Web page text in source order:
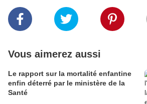
Vous aimerez aussi
Le rapport sur la mortalité enfantine
enfin déterré par le ministère de la
Santé